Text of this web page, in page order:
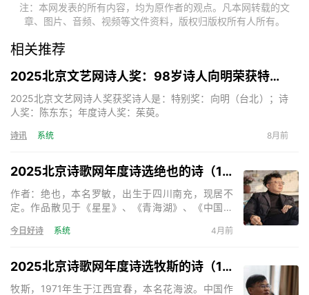
注：本网发表的所有内容，均为原作者的观点。凡本网转载的文
章、图片、音频、视频等文件资料，版权归版权所有人所有。
相关推荐
2025北京文艺网诗人奖：98岁诗人向明荣获特别奖，陈东东荣获诗人奖，茱萸荣获年度诗人奖！
2025北京文艺网诗人奖获奖诗人是：特别奖：向明（台北）；诗
人奖：陈东东；年度诗人奖：茱萸。
诗讯 系统 8月前
2025北京诗歌网年度诗选绝也的诗（15首）
作者：绝也，本名罗敏，出生于四川南充，现居不
定。作品散见于《星星》、《青海湖》、《中国诗
《神的呢喃》、《秋叶集》、《在成都的日子》、
《残梦》等。主编诗歌刊物三十余部。《天下诗歌》
诗刊主编。
今日好诗 系统 4月前
2025北京诗歌网年度诗选牧斯的诗（17首）
牧斯，1971年生于江西宜春，本名花海波。中国作